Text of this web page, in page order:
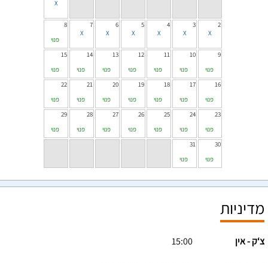
2
3
4
5
6
7
8
פנוי
9
פנוי
10
פנוי
11
פנוי
12
פנוי
13
פנוי
14
פנוי
15
פנוי
16
פנוי
17
פנוי
18
פנוי
19
פנוי
20
פנוי
21
פנוי
22
פנוי
23
פנוי
24
פנוי
25
פנוי
26
פנוי
27
פנוי
28
פנוי
29
פנוי
30
פנוי
31
פנוי
מדיניות
צ‘ק - אין 15:00